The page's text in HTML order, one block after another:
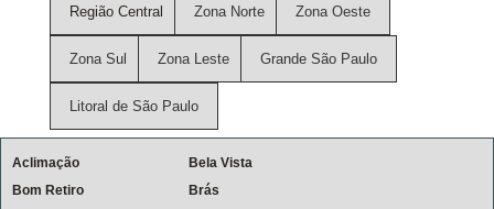
Região Central Zona Norte Zona Oeste
Zona Sul Zona Leste Grande São Paulo
Litoral de São Paulo
Aclimação
Bela Vista
Bom Retiro
Brás